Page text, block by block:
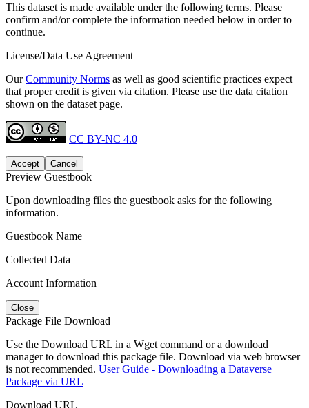
This dataset is made available under the following terms. Please
confirm and/or complete the information needed below in order to
continue.
License/Data Use Agreement
OurCommunity Norms as well as good scientific practices expect
that proper credit is given via citation. Please use the data citation
shown on the dataset page.
CC BY-NC 4.0
Accept Cancel
Preview Guestbook
Upon downloading files the guestbook asks for the following
information.
Guestbook Name
Collected Data
Account Information
Close
Package File Download
Use the Download URL in a Wget command or a download
manager to download this package file. Download via web browser
is not recommended. User Guide - Downloading a Dataverse
Package via URL
Download URL